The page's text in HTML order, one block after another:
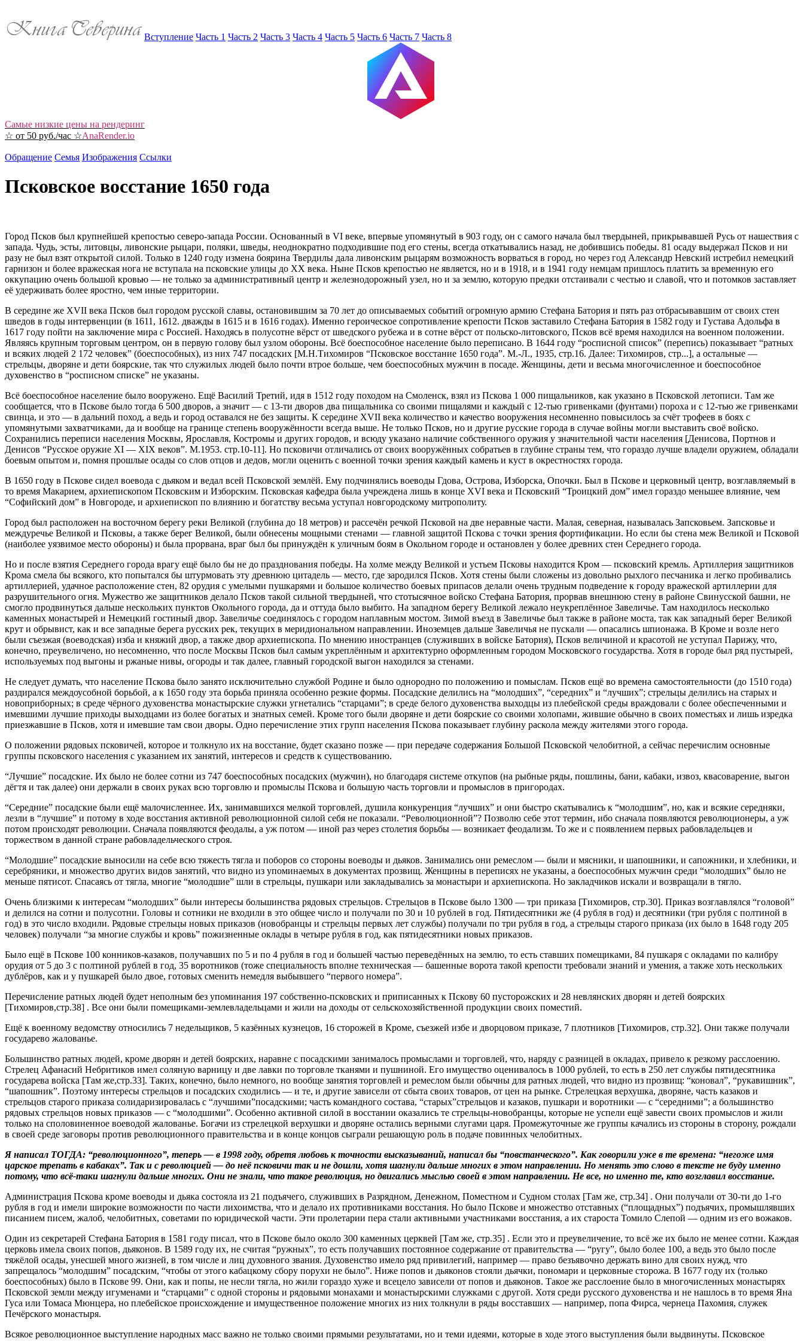
Вступление Часть 1 Часть 2 Часть 3 Часть 4 Часть 5 Часть 6 Часть 7 Часть 8
Самые низкие цены на рендеринг
☆ от 50 руб./час ☆AnaRender.io
Обращение Семья Изображения Ссылки
Псковское восстание 1650 года
Город Псков был крупнейшей крепостью северо-запада России. Основанный в VI веке, впервые упомянутый в 903 году, он с самого начала был твердыней, прикрывавшей Русь от нашествия с
запада. Чудь, эсты, литовцы, ливонские рыцари, поляки, шведы, неоднократно подходившие под его стены, всегда откатывались назад, не добившись победы. 81 осаду выдержал Псков и ни
разу не был взят открытой силой. Только в 1240 году измена боярина Твердилы дала ливонским рыцарям возможность ворваться в город, но через год Александр Невский истребил немецкий
гарнизон и более вражеская нога не вступала на псковские улицы до ХХ века. Ныне Псков крепостью не является, но и в 1918, и в 1941 году немцам пришлось платить за временную его
оккупацию очень большой кровью — не только за административный центр и железнодорожный узел, но и за землю, которую предки отстаивали с честью и славой, что и потомков заставляет
её удерживать более яростно, чем иные территории.
В середине же XVII века Псков был городом русской славы, остановившим за 70 лет до описываемых событий огромную армию Стефана Батория и пять раз отбрасывавшим от своих стен
шведов в годы интервенции (в 1611, 1612. дважды в 1615 и в 1616 годах). Именно героическое сопротивление крепости Псков заставило Стефана Батория в 1582 году и Густава Адольфа в
1617 году пойти на заключение мира с Россией. Находясь в полусотне вёрст от шведского рубежа и в сотне вёрст от польско-литовского, Псков всё время находился на военном положении.
Являясь крупным торговым центром, он в первую голову был узлом обороны. Всё боеспособное население было переписано. В 1644 году “росписной список” (перепись) показывает “ратных
и всяких людей 2 172 человек” (боеспособных), из них 747 посадских [М.Н.Тихомиров “Псковское восстание 1650 года”. М.-Л., 1935, стр.16. Далее: Тихомиров, стр...], а остальные —
стрельцы, дворяне и дети боярские, так что служилых людей было почти втрое больше, чем боеспособных мужчин в посаде. Женщины, дети и весьма многочисленное и боеспособное
духовенство в “росписном списке” не указаны.
Всё боеспособное население было вооружено. Ещё Василий Третий, идя в 1512 году походом на Смоленск, взял из Пскова 1 000 пищальников, как указано в Псковской летописи. Там же
сообщается, что в Пскове было тогда 6 500 дворов, а значит — с 13-ти дворов два пищальника со своими пищалями и каждый с 12-тью гривенками (фунтами) пороха и с 12-тью же гривенками
свинца, и это — в дальний поход, а ведь и город оставался не без защиты. К середине XVII века количество и качество вооружения несомненно повысилось за счёт трофеев в боях с
упомянутыми захватчиками, да и вообще на границе степень вооружённости всегда выше. Не только Псков, но и другие русские города в случае войны могли выставить своё войско.
Сохранились переписи населения Москвы, Ярославля, Костромы и других городов, и всюду указано наличие собственного оружия у значительной части населения [Денисова, Портнов и
Денисов “Русское оружие XI — XIX веков”. М.1953. стр.10-11]. Но псковичи отличались от своих вооружённых собратьев в глубине страны тем, что гораздо лучше владели оружием, обладали
боевым опытом и, помня прошлые осады со слов отцов и дедов, могли оценить с военной точки зрения каждый камень и куст в окрестностях города.
В 1650 году в Пскове сидел воевода с дьяком и ведал всей Псковской землёй. Ему подчинялись воеводы Гдова, Острова, Изборска, Опочки. Был в Пскове и церковный центр, возглавляемый в
то время Макарием, архиепископом Псковским и Изборским. Псковская кафедра была учреждена лишь в конце XVI века и Псковский “Троицкий дом” имел гораздо меньшее влияние, чем
“Софийский дом” в Новгороде, и архиепископ по влиянию и богатству весьма уступал новгородскому митрополиту.
Город был расположен на восточном берегу реки Великой (глубина до 18 метров) и рассечён речкой Псковой на две неравные части. Малая, северная, называлась Запсковьем. Запсковье и
междуречье Великой и Псковы, а также берег Великой, были обнесены мощными стенами — главной защитой Пскова с точки зрения фортификации. Но если бы стена меж Великой и Псковой
(наиболее уязвимое место обороны) и была прорвана, враг был бы принуждён к уличным боям в Окольном городе и остановлен у более древних стен Середнего города.
Но и после взятия Середнего города врагу ещё было бы не до празднования победы. На холме между Великой и устьем Псковы находится Кром — псковский кремль. Артиллерия защитников
Крома смела бы всякого, кто попытался бы штурмовать эту древнюю цитадель — место, где зародился Псков. Хотя стены были сложены из довольно рыхлого песчаника и легко пробивались
артиллерией, удачное расположение стен, 82 орудия с умелыми пушкарями и большое количество боевых припасов делали очень трудным подведение к городу вражеской артиллерии для
разрушительного огня. Мужество же защитников делало Псков такой сильной твердыней, что стотысячное войско Стефана Батория, прорвав внешнюю стену в районе Свинусской башни, не
смогло продвинуться дальше нескольких пунктов Окольного города, да и оттуда было выбито. На западном берегу Великой лежало неукреплённое Завеличье. Там находилось несколько
каменных монастырей и Немецкий гостиный двор. Завеличье соединялось с городом наплавным мостом. Зимой въезд в Завеличье был также в районе моста, так как западный берег Великой
крут и обрывист, как и все западные берега русских рек, текущих в меридиональном направлении. Иноземцев дальше Завеличья не пускали — опасались шпионажа. В Кроме и возле него
были съезжая (воеводская) изба и княжий двор, а также двор архиепископа. По мнению иностранцев (служивших в войске Батория), Псков величиной и красотой не уступал Парижу, что,
конечно, преувеличено, но несомненно, что после Москвы Псков был самым укреплённым и архитектурно оформленным городом Московского государства. Хотя в городе был ряд пустырей,
используемых под выгоны и ржаные нивы, огороды и так далее, главный городской выгон находился за стенами.
Не следует думать, что население Пскова было занято исключительно службой Родине и было однородно по положению и помыслам. Псков ещё во времена самостоятельности (до 1510 года)
раздирался междоусобной борьбой, а к 1650 году эта борьба приняла особенно резкие формы. Посадские делились на “молодших”, “середних” и “лучших”; стрельцы делились на старых и
новоприборных; в среде чёрного духовенства монастырские служки угнетались “старцами”; в среде белого духовенства выходцы из плебейской среды враждовали с более обеспеченными и
имевшими лучшие приходы выходцами из более богатых и знатных семей. Кроме того были дворяне и дети боярские со своими холопами, жившие обычно в своих поместьях и лишь изредка
приезжавшие в Псков, хотя и имевшие там свои дворы. Одно перечисление этих групп населения Пскова показывает глубину раскола между жителями этого города.
О положении рядовых псковичей, которое и толкнуло их на восстание, будет сказано позже — при передаче содержания Большой Псковской челобитной, а сейчас перечислим основные
группы псковского населения с указанием их занятий, интересов и средств к существованию.
“Лучшие” посадские. Их было не более сотни из 747 боеспособных посадских (мужчин), но благодаря системе откупов (на рыбные ряды, пошлины, бани, кабаки, извоз, квасоварение, выгон
дёгтя и так далее) они держали в своих руках всю торговлю и промыслы Пскова и большую часть торговли и промыслов в пригородах.
“Середние” посадские были ещё малочисленнее. Их, занимавшихся мелкой торговлей, душила конкуренция “лучших” и они быстро скатывались к “молодшим”, но, как и всякие середняки,
лезли в “лучшие” и потому в ходе восстания активной революционной силой себя не показали. “Революционной”? Позволю себе этот термин, ибо сначала появляются революционеры, а уж
потом происходят революции. Сначала появляются феодалы, а уж потом — иной раз через столетия борьбы — возникает феодализм. То же и с появлением первых рабовладельцев и
торжеством в данной стране рабовладельческого строя.
“Молодшие” посадские выносили на себе всю тяжесть тягла и поборов со стороны воеводы и дьяков. Занимались они ремеслом — были и мясники, и шапошники, и сапожники, и хлебники, и
серебряники, и множество других видов занятий, что видно из упоминаемых в документах прозвищ. Женщины в переписях не указаны, а боеспособных мужчин среди “молодших” было не
меньше пятисот. Спасаясь от тягла, многие “молодшие” шли в стрельцы, пушкари или закладывались за монастыри и архиепископа. Но закладчиков искали и возвращали в тягло.
Очень близкими к интересам “молодших” были интересы большинства рядовых стрельцов. Стрельцов в Пскове было 1300 — три приказа [Тихомиров, стр.30]. Приказ возглавлялся “головой”
и делился на сотни и полусотни. Головы и сотники не входили в это общее число и получали по 30 и 10 рублей в год. Пятидесятники же (4 рубля в год) и десятники (три рубля с полтиной в
год) в это число входили. Рядовые стрельцы новых приказов (новобранцы и стрельцы первых лет службы) получали по три рубля в год, а стрельцы старого приказа (их было в 1648 году 205
человек) получали “за многие службы и кровь” пожизненные оклады в четыре рубля в год, как пятидесятники новых приказов.
Было ещё в Пскове 100 конников-казаков, получавших по 5 и по 4 рубля в год и большей частью переведённых на землю, то есть ставших помещиками, 84 пушкаря с окладами по калибру
орудия от 5 до 3 с полтиной рублей в год, 35 воротников (тоже специальность вполне техническая — башенные ворота такой крепости требовали знаний и умения, а также хоть нескольких
дублёров, как и у пушкарей было двое, готовых сменить немедля выбывшего “первого номера”.
Перечисление ратных людей будет неполным без упоминания 197 собственно-псковских и приписанных к Пскову 60 пусторожских и 28 невлянских дворян и детей боярских
[Тихомиров,стр.38] . Все они были помещиками-землевладельцами и жили на доходы от сельскохозяйственной продукции своих поместий.
Ещё к военному ведомству относились 7 недельщиков, 5 казённых кузнецов, 16 сторожей в Кроме, съезжей избе и дворцовом приказе, 7 плотников [Тихомиров, стр.32]. Они также получали
государево жалованье.
Большинство ратных людей, кроме дворян и детей боярских, наравне с посадскими занималось промыслами и торговлей, что, наряду с разницей в окладах, привело к резкому расслоению.
Стрелец Афанасий Небритиков имел соляную варницу и две лавки по торговле тканями и пушниной. Его имущество оценивалось в 1000 рублей, то есть в 250 лет службы пятидесятника
государева войска [Там же,стр.33]. Таких, конечно, было немного, но вообще занятия торговлей и ремеслом были обычны для ратных людей, что видно из прозвищ: “коновал”, “рукавишник”,
“шапошник”. Поэтому интересы стрельцов и посадских сходились — и те, и другие зависели от сбыта своих товаров, от цен на рынке. Стрелецкая верхушка, дворяне, часть казаков и
стрельцов старого приказа солидаризировалась с “лучшими”посадскими; часть командного состава, “старых”стрельцов и казаков, пушкари и воротники — с “середними”; а большинство
рядовых стрельцов новых приказов — с “молодшими”. Особенно активной силой в восстании оказались те стрельцы-новобранцы, которые не успели ещё завести своих промыслов и жили
только на споловиненное воеводой жалованье. Богачи из стрелецкой верхушки и дворяне остались верными слугами царя. Промежуточные же группы качались из стороны в сторону, рождали
в своей среде заговоры против революционного правительства и в конце концов сыграли решающую роль в подаче повинных челобитных.
Я написал ТОГДА: “революционного”, теперь — в 1998 году, обретя любовь к точности высказываний, написал бы “повстанческого”. Как говорили уже в те времена: “негоже имя
царское трепать в кабаках”. Так и с революцией — до неё псковичи так и не дошли, хотя шагнули дальше многих в этом направлении. Но менять это слово в тексте не буду именно
потому, что всё-таки шагнули дальше многих. Они не знали, что такое революция, но двигались мыслью своей в этом направлении. Не все, но именно те, кто возглавил восстание.
Администрация Пскова кроме воеводы и дьяка состояла из 21 подъячего, служивших в Разрядном, Денежном, Поместном и Судном столах [Там же, стр.34] . Они получали от 30-ти до 1-го
рубля в год и имели широкие возможности по части лихоимства, что и делало их противниками восстания. Но было Пскове и множество отставных (“площадных”) подъячих, промышлявших
писанием писем, жалоб, челобитных, советами по юридической части. Эти пролетарии пера стали активными участниками восстания, а их староста Томило Слепой — одним из его вожаков.
Один из секретарей Стефана Батория в 1581 году писал, что в Пскове было около 300 каменных церквей [Там же, стр.35] . Если это и преувеличение, то всё же их было не менее сотни. Каждая
церковь имела своих попов, дьяконов. В 1589 году их, не считая “ружных”, то есть получавших постоянное содержание от правительства — “ругу”, было более 100, а ведь это было после
тяжёлой осады, унесшей много жизней, в том числе и лиц духовного звания. Духовенство имело ряд привилегий, например — право безъявочно держать вино для своих нужд, что
запрещалось “молодшим” посадским, “чтобы от этого кабацкому сбору порухи не было”. Ниже попов и дьяконов стояли дьячки, пономари и церковные сторожа. В 1677 году их (только
боеспособных) было в Пскове 99. Они, как и попы, не несли тягла, но жили гораздо хуже и всецело зависели от попов и дьяконов. Такое же расслоение было в многочисленных монастырях
Псковской земли между игуменами и “старцами” с одной стороны и рядовыми монахами и монастырскими служками с другой. Хотя среди русского духовенства и не нашлось в то время Яна
Гуса или Томаса Мюнцера, но плебейское происхождение и имущественное положение многих из них толкнули в ряды восставших — например, попа Фирса, чернеца Пахомия, служек
Печёрского монастыря.
Всякое революционное выступление народных масс важно не только своими прямыми результатами, но и теми идеями, которые в ходе этого выступления были выдвинуты. Псковское